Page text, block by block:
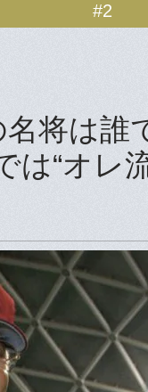
#2
将は誰
は“オレ